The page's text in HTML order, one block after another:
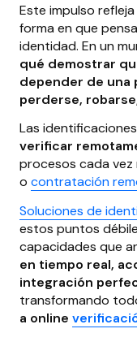
Este impulso
forma en que
identidad. En un
qué demostrar
depender de una
perderse,
Las
verificar
procesos cada vez
o contratación
Soluciones de
estos puntos
capacidades que
en tiempo real,
integración
transformando
a online